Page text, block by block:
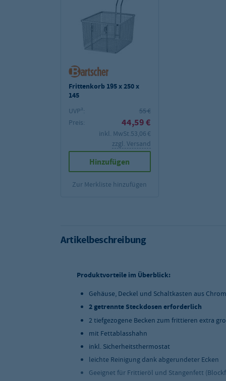
Frittenkorb 195 x 250 x
145
UVP²:
55 €
Preis:
44,59 €
inkl. MwSt.53,06 €
zzgl. Versand
Hinzufügen
Zur Merkliste hinzufügen
Artikelbeschreibung
Produktvorteile im Überblick:
Gehäuse, Deckel und Schaltkasten aus
2 getrennte Steckdosen erforderlich
2 tiefgezogene Becken zum frittieren extra
mit Fettablasshahn
inkl. Sicherheitsthermostat
leichte Reinigung dank abgerundeter Ecken
Geeignet für Frittieröl und Stangenfett